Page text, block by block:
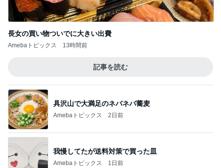
長女の買い物ついでに大きい出費
Amebaトピックス 13時間前
記事を読む
具沢山で大満足のネバネバ蕎麦
Amebaトピックス 2日前
我慢してたが送料対策で買った皿
Amebaトピックス 1日前